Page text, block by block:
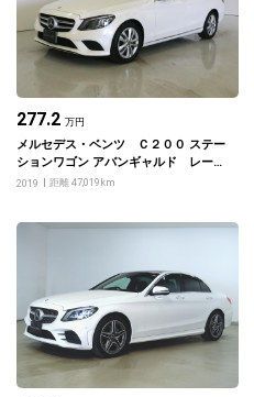
277.2 万円
メルセデス・ベンツ Ｃ２００ ステー
ションワゴン アバンギャルド レーダ
ーセーフティパッケージ
2019 距離 47,019km